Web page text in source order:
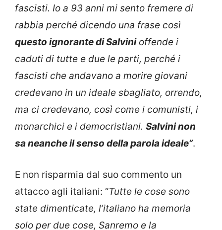
fascisti. Io a 93 anni mi sento fremere di
rabbia perché dicendo una frase così
questo ignorante di Salvinioffende i
caduti di tutte e due le parti, perché i
fascisti che andavano a morire giovani
credevano in un ideale sbagliato, orrendo,
ma ci credevano, così come i comunisti, i
monarchici e i democristiani. Salvini non
sa neanche il senso della parola ideale”.
E non risparmia dal suo commento un
attacco agli italiani: “Tutte le cose sono
state dimenticate, l’italiano ha memoria
solo per due cose, Sanremo e la